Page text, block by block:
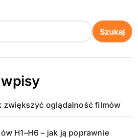
Szukaj
zwiększyć oglądalność filmów
H1–H6 – jak ją poprawnie